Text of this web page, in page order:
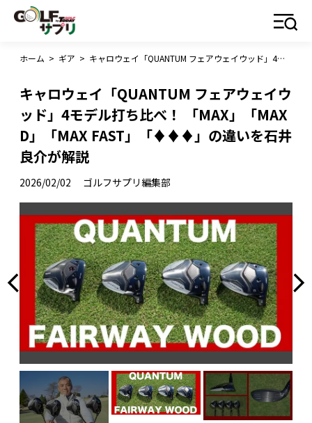
ホーム > ギア > キャロウェイ「QUANTUM フェアウェイウッド」4モデル打ち比べ！ 「MAX」「MAX D」「MAX FAST」「♦♦♦」の違いを石井良介が解説
キャロウェイ「QUANTUM フェアウェイウ
ッド」4モデル打ち比べ！ 「MAX」「MAX
D」「MAX FAST」「♦♦♦」の違いを石井
良介が解説
2026/02/02 ゴルフサプリ編集部